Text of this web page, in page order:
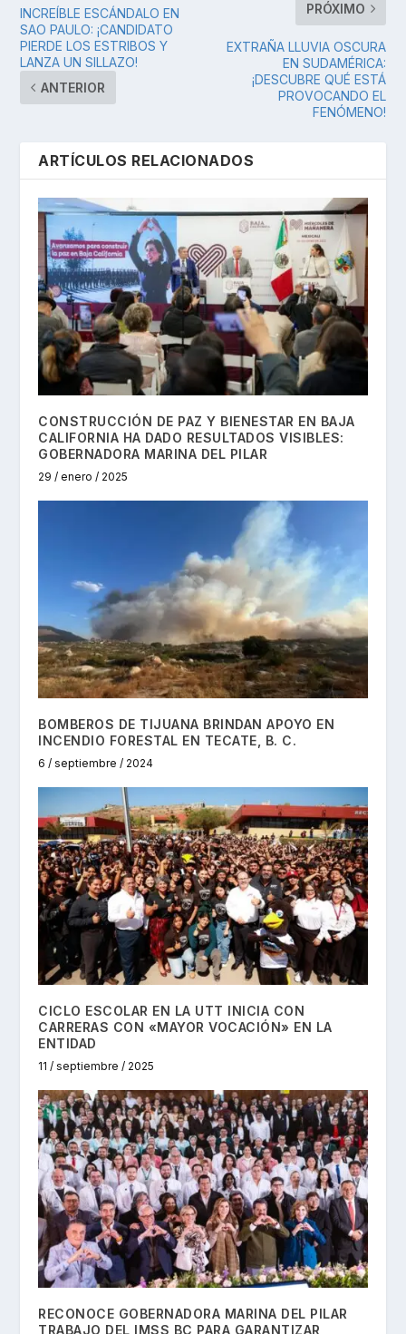
INCREÍBLE ESCÁNDALO EN
SAO PAULO: ¡CANDIDATO
PIERDE LOS ESTRIBOS Y
LANZA UN SILLAZO!
ANTERIOR
PRÓXIMO
EXTRAÑA LLUVIA OSCURA
EN SUDAMÉRICA:
¡DESCUBRE QUÉ ESTÁ
PROVOCANDO EL
FENÓMENO!
ARTÍCULOS RELACIONADOS
CONSTRUCCIÓN DE PAZ Y BIENESTAR EN BAJA
CALIFORNIA HA DADO RESULTADOS VISIBLES:
GOBERNADORA MARINA DEL PILAR
29 / enero / 2025
BOMBEROS DE TIJUANA BRINDAN APOYO EN
INCENDIO FORESTAL EN TECATE, B. C.
6 / septiembre / 2024
CICLO ESCOLAR EN LA UTT INICIA CON
CARRERAS CON «MAYOR VOCACIÓN» EN LA
ENTIDAD
11 / septiembre / 2025
RECONOCE GOBERNADORA MARINA DEL PILAR
TRABAJO DEL IMSS BC PARA GARANTIZAR